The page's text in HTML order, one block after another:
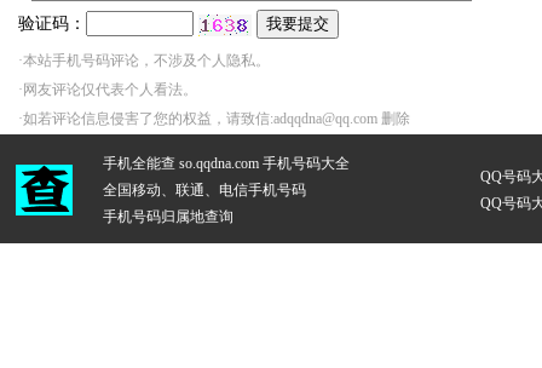
验证码：
·本站手机号码评论，不涉及个人隐私。
·网友评论仅代表个人看法。
·如若评论信息侵害了您的权益，请致信:adqqdna@qq.com 删除
手机全能查 so.qqdna.com 手机号码大全
全国移动、联通、电信手机号码
手机号码归属地查询
QQ号码
QQ号码